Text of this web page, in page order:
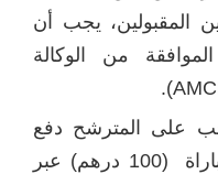
المقبولين، يجب أن
من الوكالة
على المترشح دفع
رسوم المشاركة في المباراة (100 درهم) عبر